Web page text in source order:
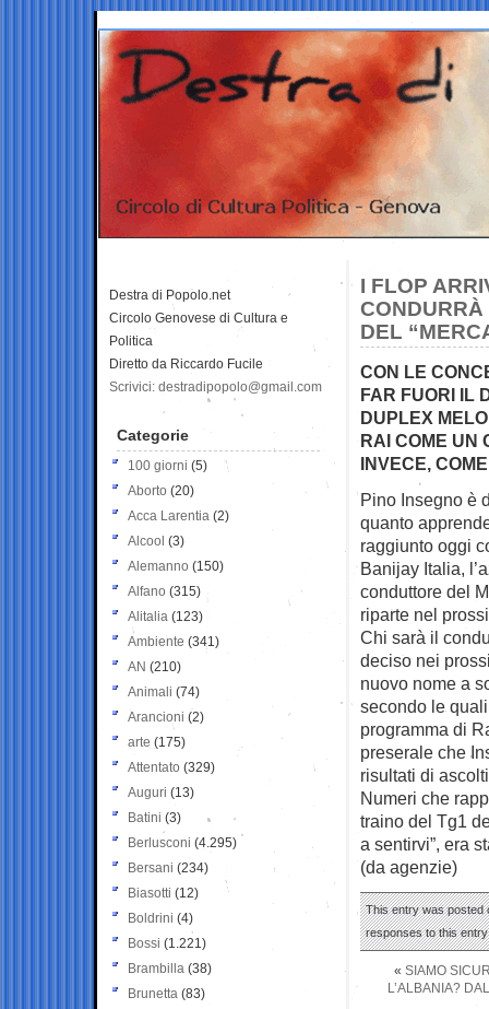
I FLOP
CONDURRÀ
DEL
CON LE
FAR FUORI IL
DUPLEX
RAI COME UN
INVECE,
Pino Insegno è
quanto
raggiunto oggi
Banijay Italia,
conduttore del
riparte nel
Chi sarà il
deciso nei
nuovo nome a
secondo le
programma di
preserale che
risultati di
Numeri che
traino del Tg1
a sentirvi”, era
(da agenzie)
This entry was posted
responses to this
« SIAMO
L’ALBANIA?
Destra di Popolo.net
Circolo Genovese di Cultura e
Politica
Diretto da Riccardo Fucile
Scrivici: destradipopolo@gmail.com
Categorie
100 giorni (5)
Aborto (20)
Acca Larentia (2)
Alcool (3)
Alemanno (150)
Alfano (315)
Alitalia (123)
Ambiente (341)
AN (210)
Animali (74)
Arancioni (2)
arte (175)
Attentato (329)
Auguri (13)
Batini (3)
Berlusconi (4.295)
Bersani (234)
Biasotti (12)
Boldrini (4)
Bossi (1.221)
Brambilla (38)
Brunetta (83)